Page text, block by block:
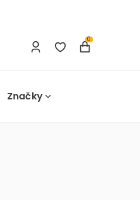
0
Značky